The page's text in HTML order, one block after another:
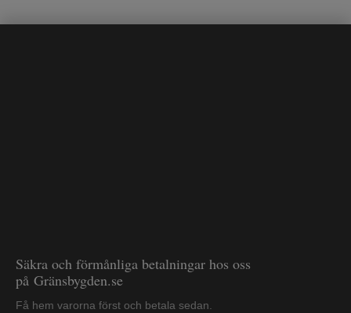
Säkra och förmånliga betalningar hos oss
på Gränsbygden.se
Få hem varorna först och betala sedan.